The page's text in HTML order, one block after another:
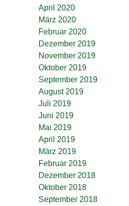
April 2020
März 2020
Februar 2020
Dezember 2019
November 2019
Oktober 2019
September 2019
August 2019
Juli 2019
Juni 2019
Mai 2019
April 2019
März 2019
Februar 2019
Dezember 2018
Oktober 2018
September 2018